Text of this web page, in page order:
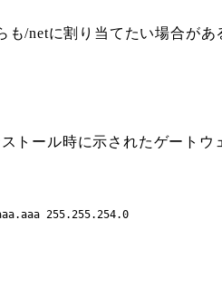
/netに割り当てたい場合が
トール時に示されたゲートウ
255.255.254.0